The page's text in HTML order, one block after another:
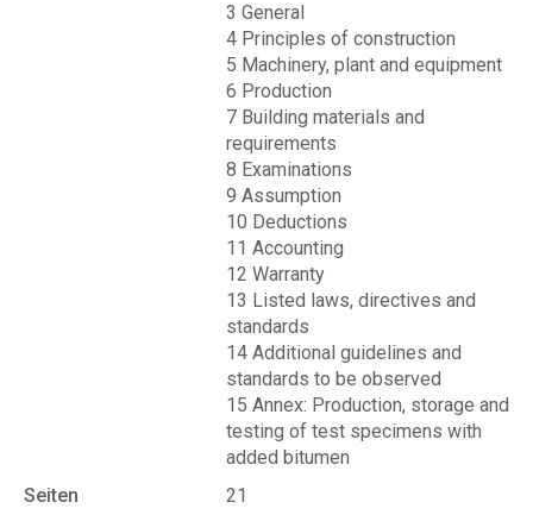
3 General
4 Principles of construction
5 Machinery, plant and equipment
6 Production
7 Building materials and
requirements
8 Examinations
9 Assumption
10 Deductions
11 Accounting
12 Warranty
13 Listed laws, directives and
standards
14 Additional guidelines and
standards to be observed
15 Annex: Production, storage and
testing of test specimens with
added bitumen
Seiten
21